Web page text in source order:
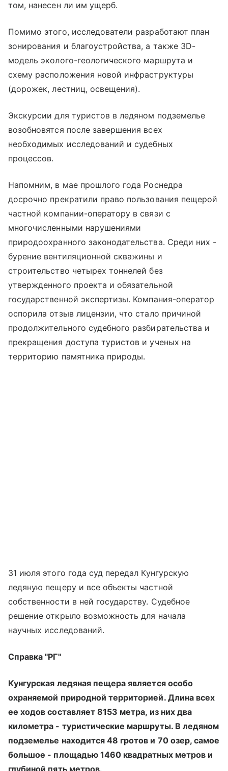
том, нанесен ли им ущерб.
Помимо этого, исследователи разработают план
зонирования и благоустройства, а также 3D-
модель эколого-геологического маршрута и
схему расположения новой инфраструктуры
(дорожек, лестниц, освещения).
Экскурсии для туристов в ледяном подземелье
возобновятся после завершения всех
необходимых исследований и судебных
процессов.
Напомним, в мае прошлого года Роснедра
досрочно прекратили право пользования пещерой
частной компании-оператору в связи с
многочисленными нарушениями
природоохранного законодательства. Среди них -
бурение вентиляционной скважины и
строительство четырех тоннелей без
утвержденного проекта и обязательной
государственной экспертизы. Компания-оператор
оспорила отзыв лицензии, что стало причиной
продолжительного судебного разбирательства и
прекращения доступа туристов и ученых на
территорию памятника природы.
31 июля этого года суд передал Кунгурскую
ледяную пещеру и все объекты частной
собственности в ней государству. Судебное
решение открыло возможность для начала
научных исследований.
Справка "РГ"
Кунгурская ледяная пещера является особо
охраняемой природной территорией. Длина всех
ее ходов составляет 8153 метра, из них два
километра - туристические маршруты. В ледяном
подземелье находится 48 гротов и 70 озер, самое
большое - площадью 1460 квадратных метров и
глубиной пять метров.